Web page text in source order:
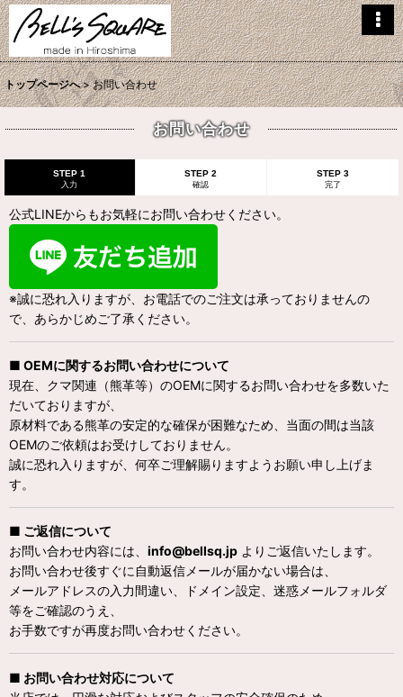
トップページへ > お問い合わせ
お問い合わせ
STEP 1
入力
STEP 2
確認
STEP 3
完了
公式LINEからもお気軽にお問い合わせください。
※誠に恐れ入りますが、お電話でのご注文は承っておりませんの
で、あらかじめご了承ください。
■ OEMに関するお問い合わせについて
現在、クマ関連（熊革等）のOEMに関するお問い合わせを多数いた
だいておりますが、
原材料である熊革の安定的な確保が困難なため、当面の間は当該
OEMのご依頼はお受けしておりません。
誠に恐れ入りますが、何卒ご理解賜りますようお願い申し上げま
す。
■ ご返信について
お問い合わせ内容には、 info@bellsq.jp よりご返信いたします。
お問い合わせ後すぐに自動返信メールが届かない場合は、
メールアドレスの入力間違い、ドメイン設定、迷惑メールフォルダ
等をご確認のうえ、
お手数ですが再度お問い合わせください。
■ お問い合わせ対応について